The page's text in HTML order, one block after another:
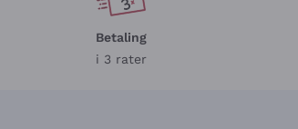
Betaling
i 3 rater